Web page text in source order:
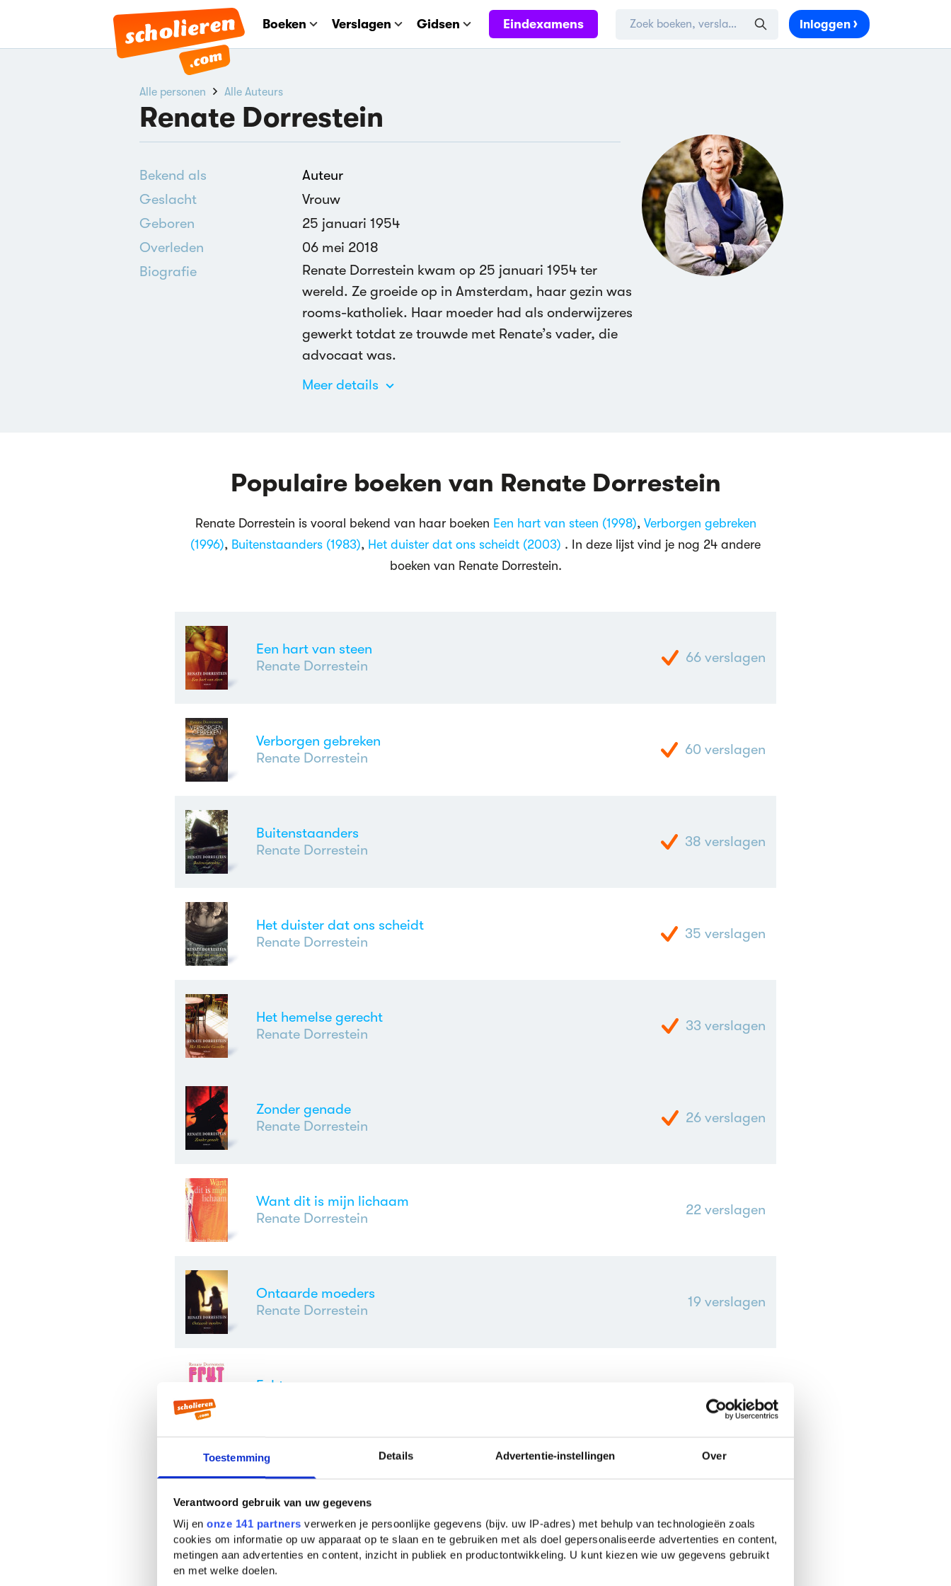
Toestemming Details Advertentie-instellingen Over
Verantwoord gebruik van uw gegevens
Wij en onze 141 partners verwerken je persoonlijke gegevens (bijv. uw IP-adres) met behulp van technologieën zoals
cookies om informatie op uw apparaat op te slaan en te gebruiken met als doel gepersonaliseerde advertenties en content,
metingen aan advertenties en content, inzicht in publiek en productontwikkeling. U kunt kiezen wie uw gegevens gebruikt
en met welke doelen.
Boeken Verslagen Gidsen Eindexamens Inloggen
Alle personen Alle Auteurs
Renate Dorrestein
Bekend als
Auteur
Geslacht
Vrouw
Geboren
25 januari 1954
Overleden
06 mei 2018
Biografie
Renate Dorrestein kwam op 25 januari 1954 ter
wereld. Ze groeide op in Amsterdam, haar gezin was
rooms-katholiek. Haar moeder had als onderwijzeres
gewerkt totdat ze trouwde met Renate’s vader, die
advocaat was.
Meer details
Populaire boeken van Renate Dorrestein
Renate Dorrestein is vooral bekend van haar boeken Een hart van steen (1998), Verborgen gebreken
(1996), Buitenstaanders (1983), Het duister dat ons scheidt (2003) . In deze lijst vind je nog 24 andere
boeken van Renate Dorrestein.
Een hart van steen
Renate Dorrestein
66 verslagen
Verborgen gebreken
Renate Dorrestein
60 verslagen
Buitenstaanders
Renate Dorrestein
38 verslagen
Het duister dat ons scheidt
Renate Dorrestein
35 verslagen
Het hemelse gerecht
Renate Dorrestein
33 verslagen
Zonder genade
Renate Dorrestein
26 verslagen
Want dit is mijn lichaam
Renate Dorrestein
22 verslagen
Ontaarde moeders
Renate Dorrestein
19 verslagen
Echt sexy
Zolang er leven is
Renate Dorrestein
Het perpetuum mobile van de liefde